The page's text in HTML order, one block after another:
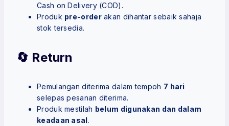
Cash on Delivery (COD).
Produk pre-orderakan dihantar sebaik sahaja
stok tersedia.
🔄 Return
Pemulangan diterima dalam tempoh 7 hari
selepas pesanan diterima.
Produk mestilah belum digunakan dan dalam
keadaan asal.